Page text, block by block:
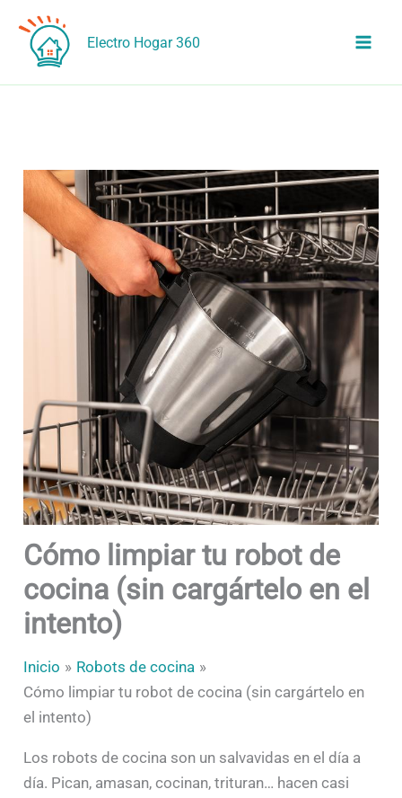
contenido
Electro Hogar 360
Cómo limpiar tu robot de
cocina (sin cargártelo en el
intento)
Inicio
Robots de cocina
Cómo limpiar tu robot de cocina (sin cargártelo en
el intento)
Los robots de cocina son un salvavidas en el día a
día. Pican, amasan, cocinan, trituran… hacen casi